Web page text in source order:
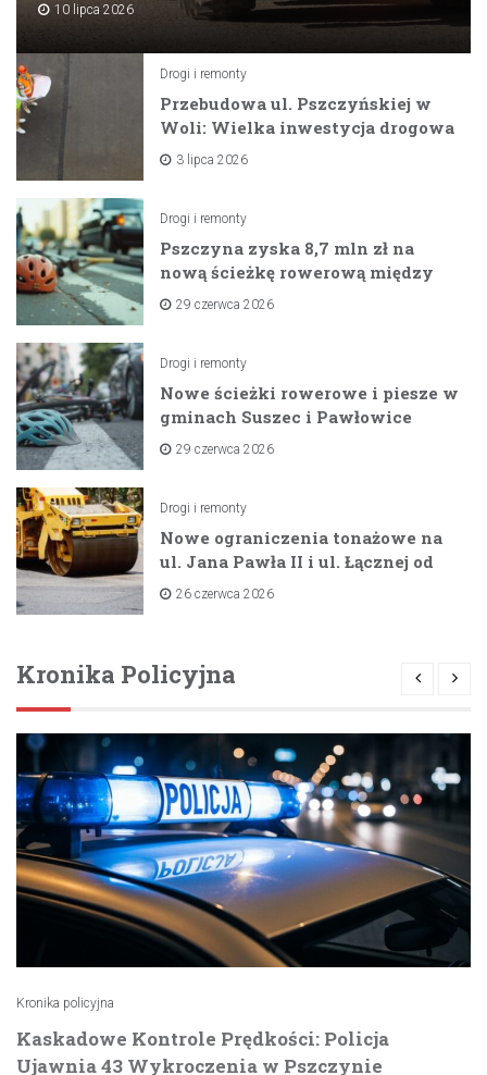
10 lipca 2026
Drogi i remonty
Przebudowa ul. Pszczyńskiej w
Woli: Wielka inwestycja drogowa
na horyzoncie
3 lipca 2026
Drogi i remonty
Pszczyna zyska 8,7 mln zł na
nową ścieżkę rowerową między
zaporami
29 czerwca 2026
Drogi i remonty
Nowe ścieżki rowerowe i piesze w
gminach Suszec i Pawłowice
dzięki unijnemu wsparciu
29 czerwca 2026
Drogi i remonty
Nowe ograniczenia tonażowe na
ul. Jana Pawła II i ul. Łącznej od
lipca 2026 roku
26 czerwca 2026
Kronika Policyjna
Kronika policyjna
Kaskadowe Kontrole Prędkości: Policja
Ujawnia 43 Wykroczenia w Pszczynie